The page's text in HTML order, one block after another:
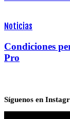
Noticias
Condiciones
Pro
Síguenos en